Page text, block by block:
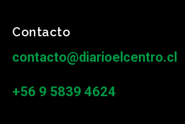
Contacto
contacto@diarioelcentro.cl
+56 9 5839 4624